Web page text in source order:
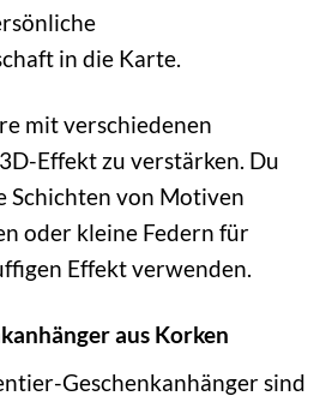
in die Karte.
mit verschiedenen
Effekt zu verstärken. Du
Schichten von Motiven
oder kleine Federn für
Effekt verwenden.
aus Korken
Geschenkanhänger sind